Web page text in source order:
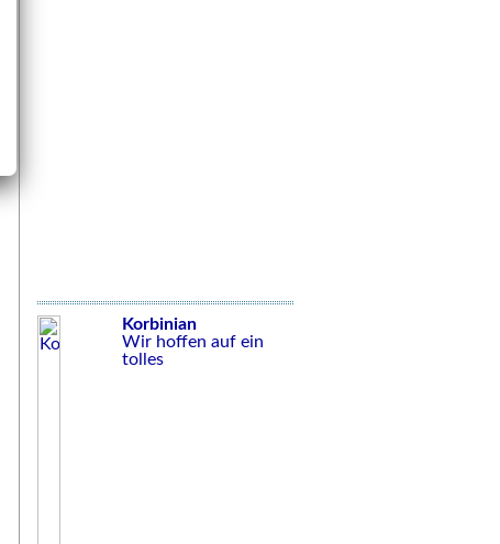
Korbinian
Wir hoffen auf ein
tolles